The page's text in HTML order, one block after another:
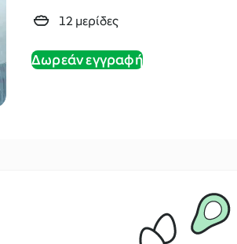
12 μερίδες
Δωρεάν εγγραφή